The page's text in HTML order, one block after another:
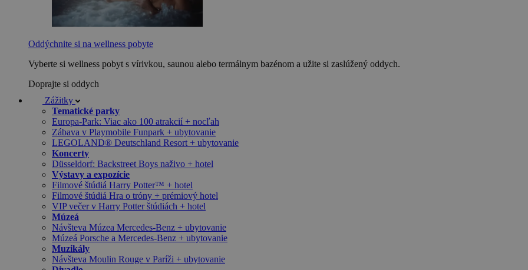
Oddýchnite si na wellness pobyte
Vyberte si wellness pobyt s vírivkou, saunou alebo termálnym bazénom a užite si zaslúžený oddych.
Doprajte si oddych
Zážitky
Tematické parky
Europa-Park: Viac ako 100 atrakcií + nocľah
Zábava v Playmobile Funpark + ubytovanie
LEGOLAND® Deutschland Resort + ubytovanie
Koncerty
Düsseldorf: Backstreet Boys naživo + hotel
Výstavy a expozície
Filmové štúdiá Harry Potter™ + hotel
Filmové štúdiá Hra o tróny + prémiový hotel
VIP večer v Harry Potter štúdiách + hotel
Múzeá
Návšteva Múzea Mercedes-Benz + ubytovanie
Múzeá Porsche a Mercedes-Benz + ubytovanie
Muzikály
Návšteva Moulin Rouge v Paríži + ubytovanie